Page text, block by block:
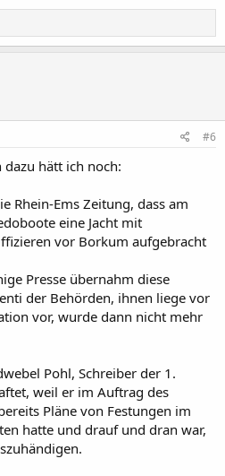
#6
hätt ich noch:
Rhein-Ems Zeitung, dass am
eine Jacht mit
vor Borkum aufgebracht
Presse übernahm diese
der Behörden, ihnen liege vor
vor, wurde dann nicht mehr
Pohl, Schreiber der 1.
weil er im Auftrag des
Pläne von Festungen im
hatte und drauf und dran war,